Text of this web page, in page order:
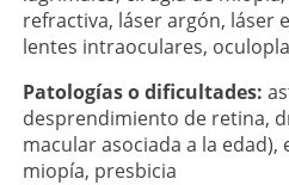
refractiva, láser argón, láser
lentes intraoculares,
Patologí­as o dificultades:
desprendimiento de retina,
macular asociada a la edad),
miopía, presbicia